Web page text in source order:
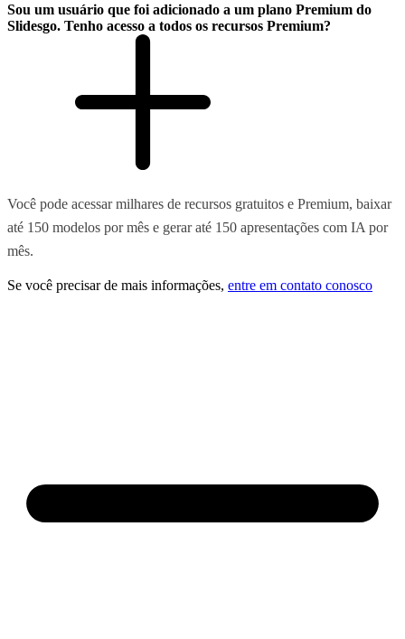
Sou um usuário que foi adicionado a um plano Premium do
Slidesgo. Tenho acesso a todos os recursos Premium?
Você pode acessar milhares de recursos gratuitos e Premium, baixar
até 150 modelos por mês e gerar até 150 apresentações com IA por
mês.
Se você precisar de mais informações, entre em contato conosco